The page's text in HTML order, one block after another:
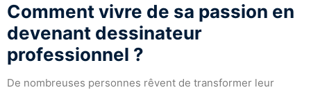
Comment vivre de sa passion en
devenant dessinateur
professionnel ?
De nombreuses personnes rêvent de transformer leur